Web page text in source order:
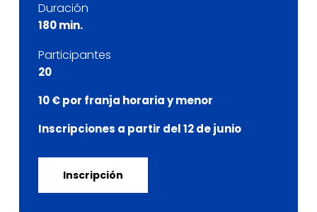
Duración
180 min.
Participantes
20
10 € por franja horaria y menor
Inscripciones a partir del 12 de junio
Inscripción